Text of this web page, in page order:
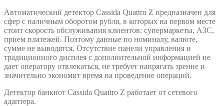
Автоматический детектор Cassida Quattro Z предназначен для
сфер с наличным оборотом рубля, в которых на первом месте
стоит скорость обслуживания клиентов: супермаркеты, АЗС,
прием платежей. Поэтому данные по номиналу, валюте,
сумме не выводятся. Отсутствие панели управления и
традиционного дисплея с дополнительной информацией не
дает оператору отвлекаться, не требует напрягать зрение и
значительно экономит время на проведение операций.
Детектор банкнот Cassida Quattro Z работает от сетевого
адаптера.